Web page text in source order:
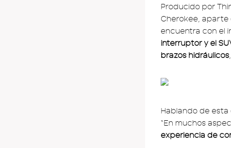
Producido por
Cherokee, aparte
encuentra con el
interruptor y el
brazos hidráulicos
Hablando de
“En muchos
experiencia de